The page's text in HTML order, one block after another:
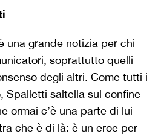
una grande notizia per chi
soprattutto quelli
degli altri. Come tutti i
Spalletti saltella sul confine
ormai c’è una parte di lui
che è di là: è un eroe per